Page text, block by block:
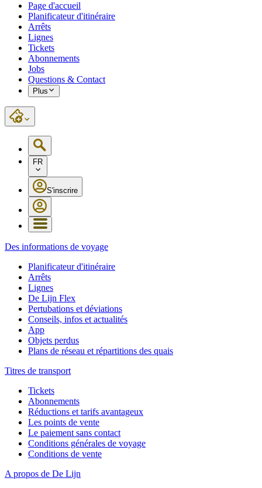
Page d'accueil
Planificateur d'itinéraire
Arrêts
Lignes
Tickets
Abonnements
Jobs
Questions & Contact
Plus
FR
S'inscrire
Des informations de voyage
Planificateur d'itinéraire
Arrêts
Lignes
De Lijn Flex
Pertubations et déviations
Conseils, infos et actualités
App
Objets perdus
Plans de réseau et répartitions des quais
Titres de transport
Tickets
Abonnements
Réductions et tarifs avantageux
Les points de vente
Le paiement sans contact
Conditions générales de voyage
Conditions de vente
A propos de De Lijn